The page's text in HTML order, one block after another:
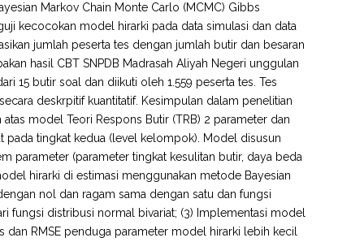
Markov Chain Monte Carlo (MCMC) Gibbs
kecocokan model hirarki pada data simulasi dan data
jumlah peserta tes dengan jumlah butir dan besaran
hasil CBT SNPDB Madrasah Aliyah Negeri unggulan
15 butir soal dan diikuti oleh 1.559 peserta tes. Tes
deskrpitif kuantitatif. Kesimpulan dalam penelitian
model Teori Respons Butir (TRB) 2 parameter dan
tingkat kedua (level kelompok). Model disusun
parameter (parameter tingkat kesulitan butir, daya beda
hirarki di estimasi menggunakan metode Bayesian
nol dan ragam sama dengan satu dan fungsi
fungsi distribusi normal bivariat; (3) Implementasi model
dan RMSE penduga parameter model hirarki lebih kecil